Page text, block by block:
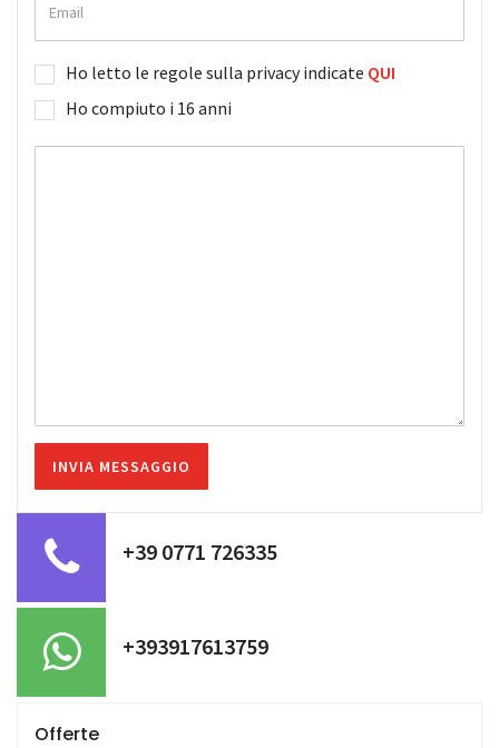
Ho letto le regole sulla privacy indicate QUI
Ho compiuto i 16 anni
+39 0771 726335
+393917613759
Offerte